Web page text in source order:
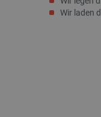
Wir laden